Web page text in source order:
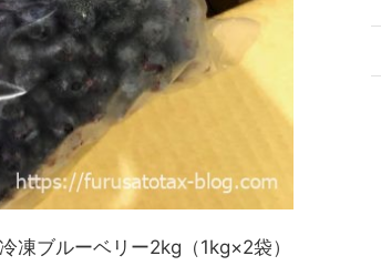
凍ブルーベリー2kg（1kg×2袋）